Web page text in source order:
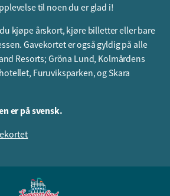
til noen du er glad i!
kjøpe årskort, kjøre billetter eller bare
Gavekortet er også gyldig på alle
Resorts; Gröna Lund, Kolmårdens
Furuviksparken, og Skara
er på svensk.